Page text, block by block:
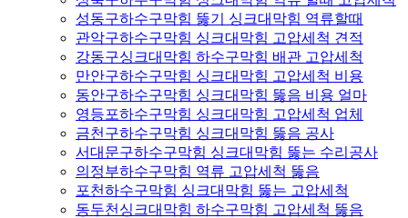
성동구하수구막힘 뚫기 싱크대막힘 역류할때
관악구하수구막힘 싱크대막힘 고압세척 견적
강동구싱크대막힘 하수구막힘 배관 고압세척
만안구하수구막힘 싱크대막힘 고압세척 비용
동안구하수구막힘 싱크대막힘 뚫음 비용 얼마
영등포하수구막힘 싱크대막힘 고압세척 업체
금천구하수구막힘 싱크대막힘 뚫음 공사
서대문구하수구막힘 싱크대막힘 뚫는 수리공사
의정부하수구막힘 역류 고압세척 뚫음
포천하수구막힘 싱크대막힘 뚫는 고압세척
동두천싱크대막힘 하수구막힘 고압세척 뚫음